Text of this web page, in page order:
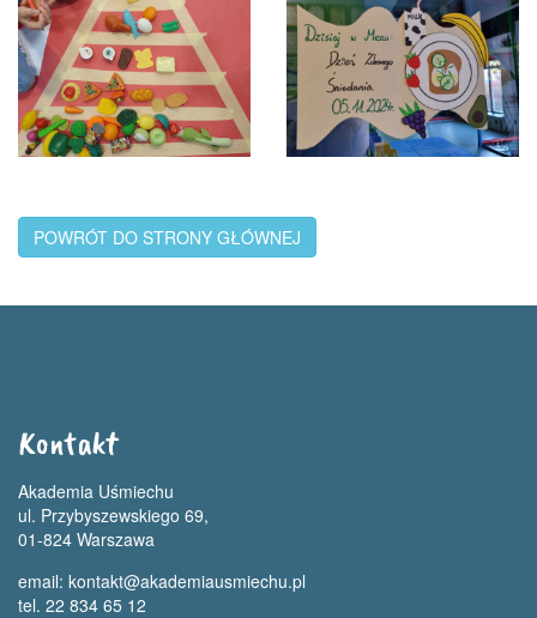
POWRÓT DO STRONY GŁÓWNEJ
Kontakt
Akademia Uśmiechu
ul. Przybyszewskiego 69,
01-824 Warszawa
email: kontakt@akademiausmiechu.pl
tel. 22 834 65 12